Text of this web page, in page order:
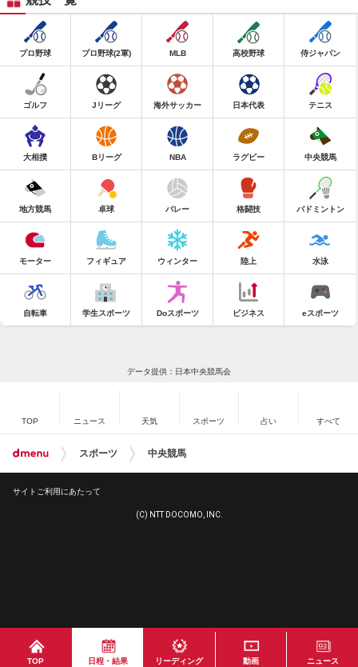
TOP 日程・結果 リーディング 動画 ニュース
プロ野球 プロ野球(2軍) MLB 高校野球 侍ジャパン
ゴルフ Jリーグ 海外サッカー 日本代表 テニス
大相撲 Bリーグ NBA ラグビー 中央競馬
地方競馬 卓球 バレー 格闘技 バドミントン
モーター フィギュア ウィンター 陸上 水泳
自転車 学生スポーツ Doスポーツ ビジネス eスポーツ
データ提供：日本中央競馬会
TOP ニュース 天気 スポーツ 占い すべて
スポーツ 中央競馬
サイトご利用にあたって
(C) NTT DOCOMO, INC.